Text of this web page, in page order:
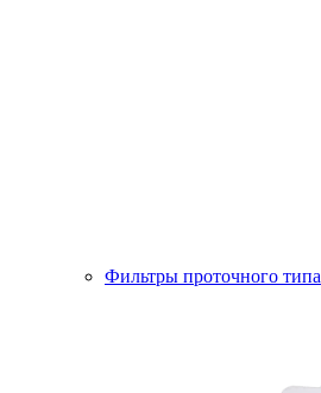
Фильтры проточного типа